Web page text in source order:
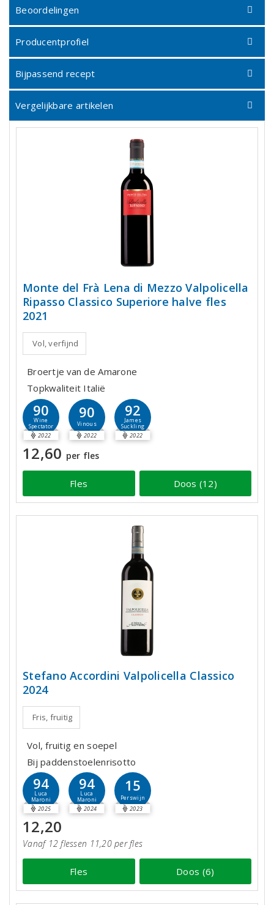
Beoordelingen
Producentprofiel
Bijpassend recept
Vergelijkbare artikelen
Monte del Frà Lena di Mezzo Valpolicella
Ripasso Classico Superiore halve fles
2021
Vol, verfijnd
Broertje van de Amarone
Topkwaliteit Italië
90
Wine
Spectator
2022
90
Vinous
2022
92
James
Suckling
2022
12,60 per fles
Fles Doos (12)
Stefano Accordini Valpolicella Classico
2024
Fris, fruitig
Vol, fruitig en soepel
Bij paddenstoelenrisotto
94
Luca
Maroni
2025
94
Luca
Maroni
2024
15
Perswijn
2023
12,20
Vanaf 12 flessen 11,20 per fles
Fles Doos (6)